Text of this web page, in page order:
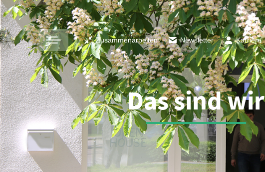
Zusammenarbeiten Newsletter Karriere
Das sind wir